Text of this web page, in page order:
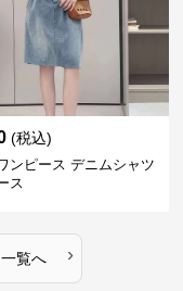
(税込)
ンピース デニムシャツ
ス
一覧へ ›